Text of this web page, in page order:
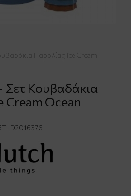
Παραλίας Ice Cream
Κουβαδάκια
Cream Ocean